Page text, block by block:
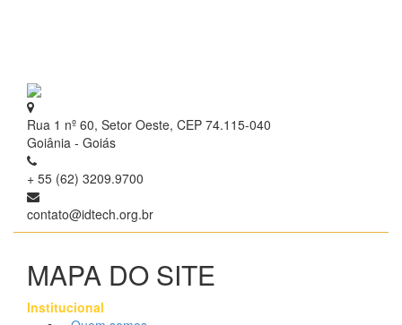
Rua 1 nº 60, Setor Oeste, CEP 74.115-040
Goiânia - Goiás
+ 55 (62) 3209.9700
contato@idtech.org.br
MAPA DO SITE
Institucional